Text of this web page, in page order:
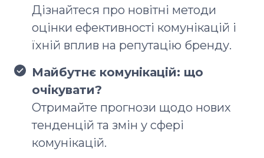
Дізнайтеся про новітні методи
оцінки ефективності комунікацій і
їхній вплив на репутацію бренду.
Майбутнє комунікацій: що
очікувати?
Отримайте прогнози щодо нових
тенденцій та змін у сфері
комунікацій.